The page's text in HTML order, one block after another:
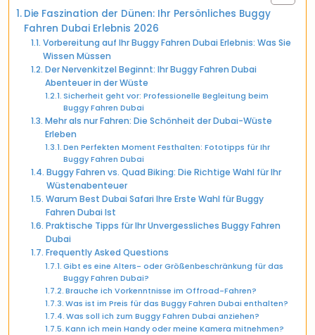
Die Faszination der Dünen: Ihr Persönliches Buggy
Fahren Dubai Erlebnis 2026
Vorbereitung auf Ihr Buggy Fahren Dubai Erlebnis: Was Sie
Wissen Müssen
Der Nervenkitzel Beginnt: Ihr Buggy Fahren Dubai
Abenteuer in der Wüste
Sicherheit geht vor: Professionelle Begleitung beim
Buggy Fahren Dubai
Mehr als nur Fahren: Die Schönheit der Dubai-Wüste
Erleben
Den Perfekten Moment Festhalten: Fototipps für Ihr
Buggy Fahren Dubai
Buggy Fahren vs. Quad Biking: Die Richtige Wahl für Ihr
Wüstenabenteuer
Warum Best Dubai Safari Ihre Erste Wahl für Buggy
Fahren Dubai Ist
Praktische Tipps für Ihr Unvergessliches Buggy Fahren
Dubai
Frequently Asked Questions
Gibt es eine Alters- oder Größenbeschränkung für das
Buggy Fahren Dubai?
Brauche ich Vorkenntnisse im Offroad-Fahren?
Was ist im Preis für das Buggy Fahren Dubai enthalten?
Was soll ich zum Buggy Fahren Dubai anziehen?
Kann ich mein Handy oder meine Kamera mitnehmen?